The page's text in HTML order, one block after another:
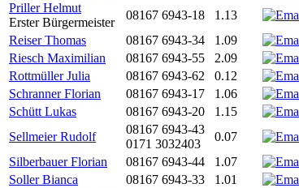
Priller Helmut
Erster Bürgermeister
08167 6943-18 1.13
Reiser Thomas
08167 6943-34 1.09
Riesch Maximilian
08167 6943-55 2.09
Rottmüller Julia
08167 6943-62 0.12
Schranner Florian
08167 6943-17 1.06
Schütt Lukas
08167 6943-20 1.15
Sellmeier Rudolf
08167 6943-43
0171 3032403
0.07
Silberbauer Florian
08167 6943-44 1.07
Soller Bianca
08167 6943-33 1.01